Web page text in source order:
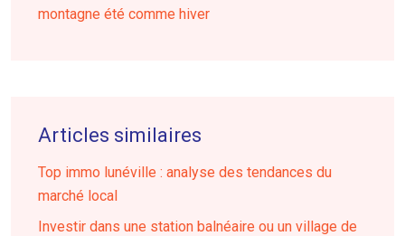
montagne été comme hiver
Articles similaires
Top immo lunéville : analyse des tendances du
marché local
Investir dans une station balnéaire ou un village de